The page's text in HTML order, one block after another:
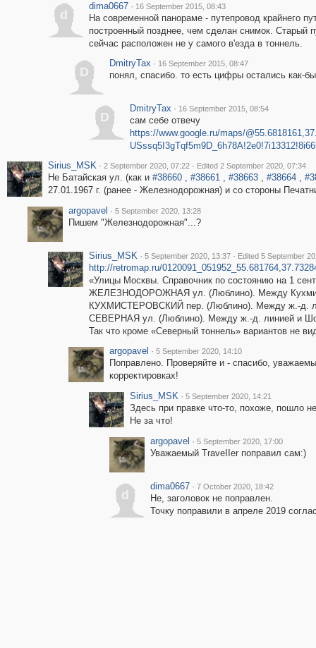
d
dima0667 · 16 September 2015, 08:43
На современной панораме - путепровод крайнего
построенный позднее, чем сделан снимок. Старый
сейчас расположен не у самого в'езда в тоннель.
D
DmitryTax · 16 September 2015, 08:47
понял, спасибо. то есть цифры остались как-
D
DmitryTax · 16 September 2015, 08:54
сам себе отвечу
https://www.google.ru/maps/
Sirius_MSK · 2 September 2020, 07:22 · Edited 2 September 2020, 07:34
Не Батайская ул. (как и #38660, #38661, #38663, #38664,
27.01.1967 г. (ранее - Железнодорожная) и со стороны
argopavel · 5 September 2020, 13:28
Пишем "Железнодорожная"...?
Sirius_MSK · 5 September 2020, 13:37 · Edited 5 September
http://retromap.ru/
«Улицы Москвы. Справочник по состоянию на 1
ЖЕЛЕЗНОДОРОЖНАЯ ул. (Люблино). Между
КУХМИСТЕРОВСКИЙ пер. (Люблино). Между ж.-д.
СЕВЕРНАЯ ул. (Люблино). Между ж.-д. линией и
Так что кроме «Северный тоннель» вариантов не
argopavel · 5 September 2020, 14:10
Поправлено. Проверяйте и - спасибо,
корректировках!
Sirius_MSK · 5 September 2020, 14:21
Здесь при правке что-то, похоже, пошло
Не за что!
argopavel · 5 September 2020, 17:00
Уважаемый ТrаvеIIеr поправил сам:)
d
dima0667 · 7 October 2020, 18:42
Не, заголовок не поправлен.
Точку поправили в апреле 2019